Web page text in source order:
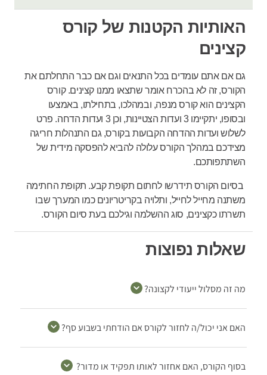
האותיות הקטנות של קורס
קצינים
גם אם אתם עומדים בכל התנאים וגם אם כבר התחלתם את
הקורס, זה לא בהכרח אומר שתצאו ממנו קצינים. קורס
הקצינים הוא קורס מנפה, ובמהלכו, בתחילתו, באמצעו
ובסופו, יתקיימו 3 ועדות הצטיינות, וכן 3 ועדות הדחה. פרט
לשלוש ועדות ההדחה הקבועות בקורס, גם התנהלות חריגה
מצידכם במהלך הקורס עלולה להביא להפסקה מידית של
השתתפותכם.
בסיום הקורס תידרשו לחתום תקופת קבע. תקופת החתימה
משתנה מחייל לחייל, ותלויה בקריטריונים כמו המערך שבו
תשרתו כקצינים, סוג ההשלמה וגילכם בעת סיום הקורס.
שאלות נפוצות
מה זה מסלול ייעודי לקצונה?
האם אני יכול/ה לחזור לקורס אם הודחתי בשבוע סף?
בסוף הקורס, האם אחזור לאותו תפקיד או מדור?